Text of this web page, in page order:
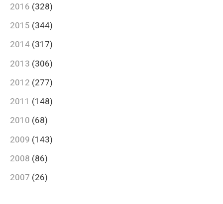
2016 (328)
2015 (344)
2014 (317)
2013 (306)
2012 (277)
2011 (148)
2010 (68)
2009 (143)
2008 (86)
2007 (26)